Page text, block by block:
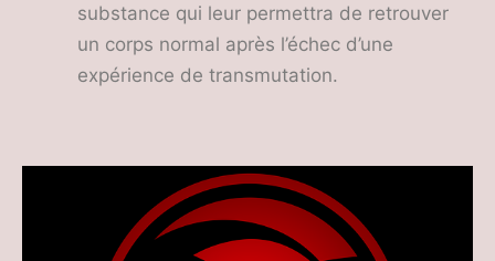
substance qui leur permettra de retrouver
un corps normal après l’échec d’une
expérience de transmutation.